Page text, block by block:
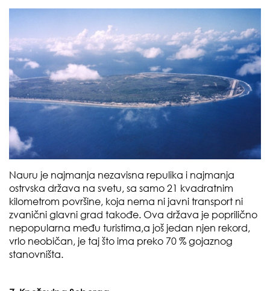
Nauru je najmanja nezavisna repulika i najmanja
ostrvska država na svetu, sa samo 21 kvadratnim
kilometrom površine, koja nema ni javni transport ni
zvanični glavni grad takođe. Ova država je poprilično
nepopularna među turistima,a još jedan njen rekord,
vrlo neobičan, je taj što ima preko 70 % gojaznog
stanovništa.